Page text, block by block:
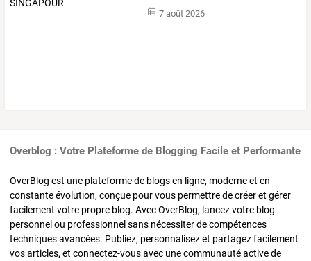
7 août 2026
Overblog : Votre Plateforme de Blogging Facile et Performante
OverBlog est une plateforme de blogs en ligne, moderne et en
constante évolution, conçue pour vous permettre de créer et gérer
facilement votre propre blog. Avec OverBlog, lancez votre blog
personnel ou professionnel sans nécessiter de compétences
techniques avancées. Publiez, personnalisez et partagez facilement
vos articles, et connectez-vous avec une communauté active de